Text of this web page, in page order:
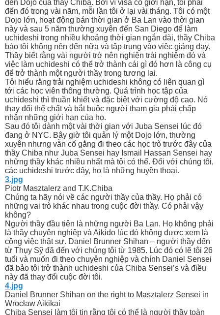
đến Dojo của thầy Chiba. Bởi vì visa có giới hạn, tôi phải
đến đó trong vài năm, mỗi lần tôi ở lại vài tháng. Tôi có một
Dojo lớn, hoạt động bán thời gian ở Ba Lan vào thời gian
này và sau 5 năm thường xuyên đến San Diego để làm
uchideshi trong nhiều khoảng thời gian ngắn dài, thầy Chiba
bảo tôi không nên đến nữa và tập trung vào việc giảng dạy.
Thầy biết rằng vài người trở nên nghiện trải nghiệm đó và
việc làm uchideshi có thể trở thành cái gì đó hơn là công cụ
để trở thành một người thầy trong tương lai.
Tôi hiểu rằng trải nghiệm uchideshi không có liên quan gì
tới các học viên thông thường. Quá trình học tập của
uchideshi thì thuần khiết và đặc biệt với cường độ cao. Nó
thay đổi thể chất và bắt buộc người tham gia phải chấp
nhận những giới hạn của họ.
Sau đó tôi dành một vài thời gian với Juba Sensei lúc đó
đang ở NYC. Bây giờ tôi quản lý một Dojo lớn, thường
xuyên nhưng vẫn cố gắng đi theo các học trò trước đây của
thầy Chiba như Juba Sensei hay Ismail Hassan Sensei hay
những thầy khác nhiều nhất mà tôi có thể. Đối với chúng tôi,
các uchideshi trước đây, họ là những huyền thoại.
3.jpg
Piotr Masztalerz and T.K.Chiba
Chúng ta hãy nói về các người thầy của thầy. Họ phải có
những vai trò khác nhau trong cuộc đời thầy. Có phải vậy
không?
Người thầy đầu tiên là những người Ba Lan. Họ không phải
là thầy chuyên nghiệp và Aikido lúc đó không được xem là
công việc thật sự. Daniel Brunner Shihan – người thầy đến
từ Thụy Sỹ đã đến với chúng tôi từ 1985. Lúc đó có lẽ tôi 26
tuổi và muốn đi theo chuyên nghiệp và chính Daniel Sensei
đã bảo tôi trở thành uchideshi của Chiba Sensei’s và điều
này đã thay đổi cuộc đời tôi.
4.jpg
Daniel Brunner Shihan on the right to Masztalerz Sensei in
Wrocław Aikikai
Chiba Sensei làm tôi tin rằng tôi có thể là người thầy toàn